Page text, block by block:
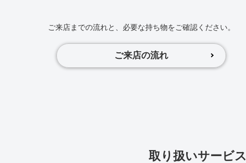
ご来店までの流れと、必要な持ち物をご確認ください。
ご来店の流れ
取り扱いサービス